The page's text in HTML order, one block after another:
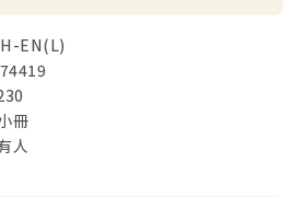
EN(L)
冊
人